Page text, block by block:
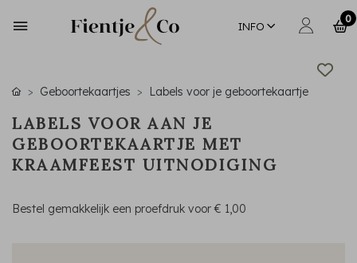
INFO
0
Geboortekaartjes Labels voor je geboortekaartje
LABELS VOOR AAN JE
GEBOORTEKAARTJE MET
KRAAMFEEST UITNODIGING
Bestel gemakkelijk een proefdruk voor€ 1,00